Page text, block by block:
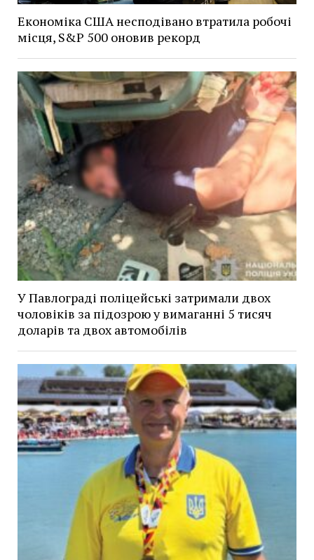
Економіка США несподівано втратила робочі
місця, S&P 500 оновив рекорд
У Павлограді поліцейські затримали двох
чоловіків за підозрою у вимаганні 5 тисяч
доларів та двох автомобілів